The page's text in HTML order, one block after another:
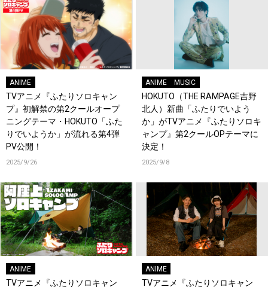
ANIME
TVアニメ『ふたりソロキャン
プ』初解禁の第2クールオープ
ニングテーマ・HOKUTO「ふた
りでいようか」が流れる第4弾
PV公開！
2025/9/26
ANIME MUSIC
HOKUTO（THE RAMPAGE吉野
北人）新曲「ふたりでいよう
か」がTVアニメ『ふたりソロキ
ャンプ』第2クールOPテーマに
決定！
2025/9/8
ANIME
TVアニメ『ふたりソロキャン
ANIME
TVアニメ『ふたりソロキャン